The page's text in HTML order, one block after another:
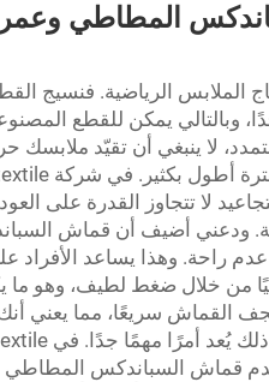
المطاطي
الملابس الرياضية.
وبالتالي يمكن للقطع
لا ينبغي أن تقيّد ملابسك
لا تتجاوز القدرة على
ودعني أضيف أن قماش
راحة. وهذا يساعد الأفراد
من خلال ضغط لطيف، وهو ما
القماش سريعًا، مما يعني
نقدم قماش السباندكس